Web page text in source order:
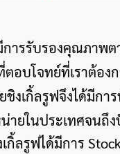
รรับรองคุณภาพ
บโจทย์ที่เราต้อ
เกิ้ลรูฟจึงได้มีกา
ายในประเทศจนถึ
ฟได้มีการ